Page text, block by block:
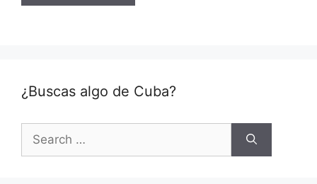
¿Buscas algo de Cuba?
for: